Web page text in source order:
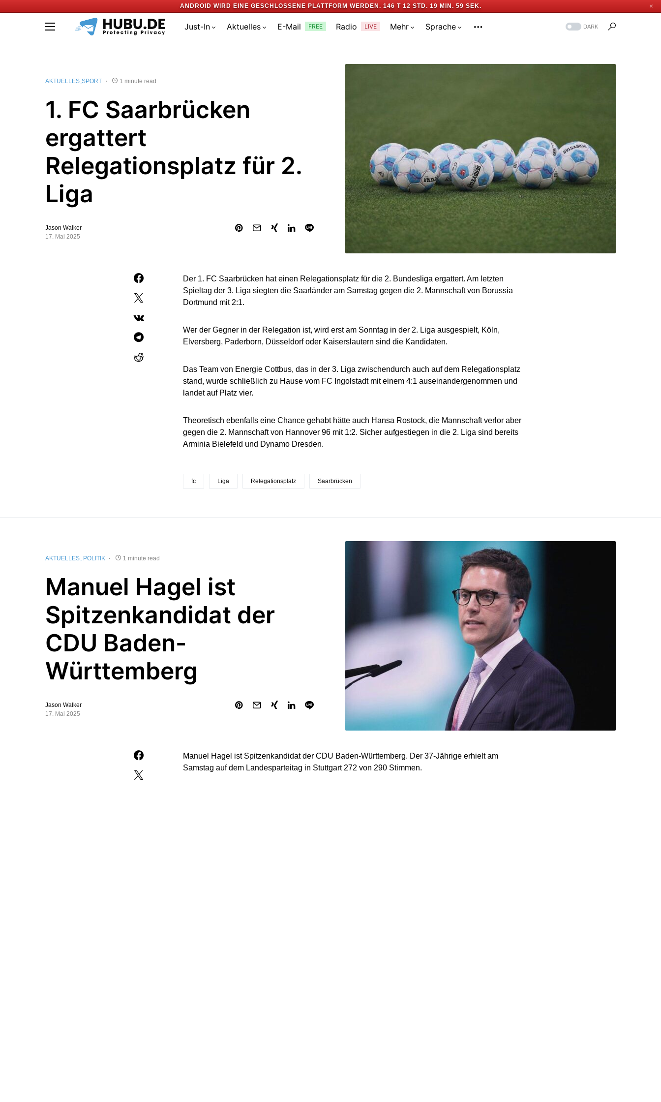
ANDROID WIRD EINE GESCHLOSSENE PLATTFORM WERDEN. 146 T 12 STD. 19 MIN. 59 SEK. ✕
Just-In Aktuelles E-Mail FREE Radio LIVE Mehr Sprache DARK
AKTUELLES SPORT 1 minute read
1. FC Saarbrücken
ergattert
Relegationsplatz für 2.
Liga
Jason Walker
17. Mai 2025
Der 1. FC Saarbrücken hat einen Relegationsplatz für die 2. Bundesliga ergattert. Am letzten
Spieltag der 3. Liga siegten die Saarländer am Samstag gegen die 2. Mannschaft von Borussia
Dortmund mit 2:1.
Wer der Gegner in der Relegation ist, wird erst am Sonntag in der 2. Liga ausgespielt, Köln,
Elversberg, Paderborn, Düsseldorf oder Kaiserslautern sind die Kandidaten.
Das Team von Energie Cottbus, das in der 3. Liga zwischendurch auch auf dem Relegationsplatz
stand, wurde schließlich zu Hause vom FC Ingolstadt mit einem 4:1 auseinandergenommen und
landet auf Platz vier.
Theoretisch ebenfalls eine Chance gehabt hätte auch Hansa Rostock, die Mannschaft verlor aber
gegen die 2. Mannschaft von Hannover 96 mit 1:2. Sicher aufgestiegen in die 2. Liga sind bereits
Arminia Bielefeld und Dynamo Dresden.
fc Liga Relegationsplatz Saarbrücken
AKTUELLES POLITIK 1 minute read
Manuel Hagel ist
Spitzenkandidat der
CDU Baden-
Württemberg
Jason Walker
17. Mai 2025
Manuel Hagel ist Spitzenkandidat der CDU Baden-Württemberg. Der 37-Jährige erhielt am
Samstag auf dem Landesparteitag in Stuttgart 272 von 290 Stimmen.